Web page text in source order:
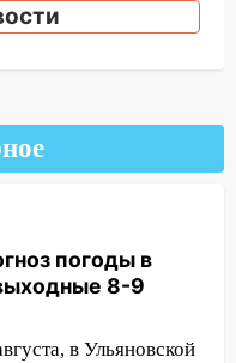
ещё
небом
прибор для
погоды в
8-9
в Ульяновской